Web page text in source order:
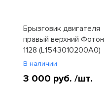
Брызговик двигателя
правый верхний Фотон
1128 (L1543010200A0)
В наличии
3 000 руб. /шт.